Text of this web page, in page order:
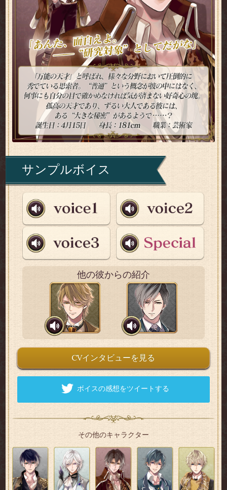
サンプルボイス
他の彼からの紹介
CVインタビューを見る
ボイスの感想をツイートする
その他のキャラクター